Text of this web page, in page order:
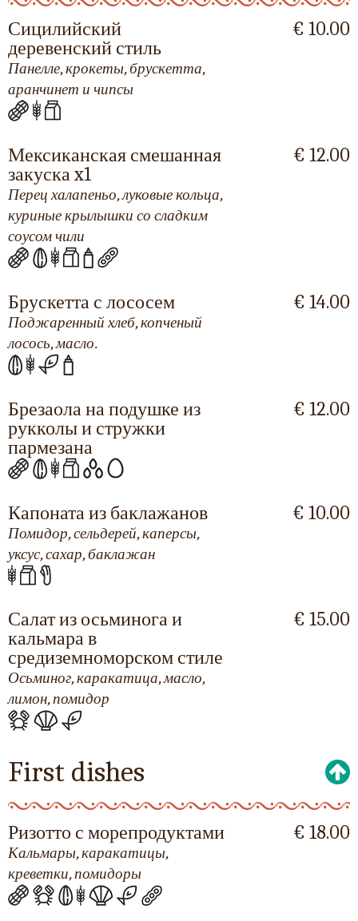
Сицилийский
деревенский стиль
Панелле, крокеты, брускетта,
аранчинет и чипсы
€ 10.00
Мексиканская смешанная
закуска x1
Перец халапеньо, луковые кольца,
куриные крылышки со сладким
соусом чили
€ 12.00
Брускетта с лососем
Поджаренный хлеб, копченый
лосось, масло.
€ 14.00
Брезаола на подушке из
рукколы и стружки
пармезана
€ 12.00
Капоната из баклажанов
Помидор, сельдерей, каперсы,
уксус, сахар, баклажан
€ 10.00
Салат из осьминога и
кальмара в
средиземноморском стиле
Осьминог, каракатица, масло,
лимон, помидор
€ 15.00
First dishes
Ризотто с морепродуктами
Кальмары, каракатицы,
креветки, помидоры
€ 18.00